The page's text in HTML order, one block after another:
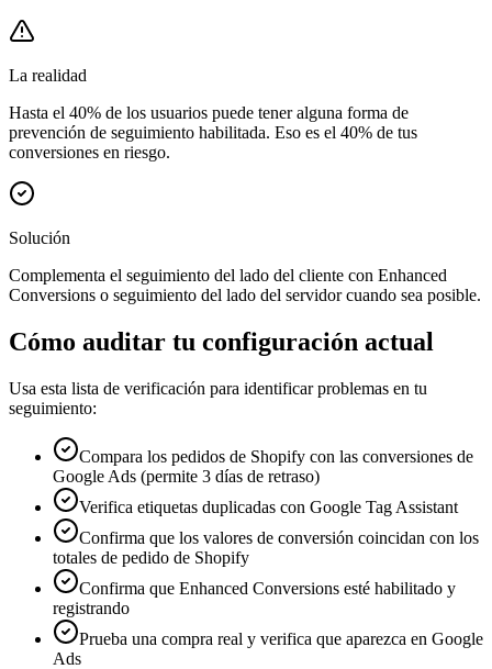
La realidad
Hasta el 40% de los usuarios puede tener alguna forma de
prevención de seguimiento habilitada. Eso es el 40% de tus
conversiones en riesgo.
Solución
Complementa el seguimiento del lado del cliente con Enhanced
Conversions o seguimiento del lado del servidor cuando sea posible.
Cómo auditar tu configuración actual
Usa esta lista de verificación para identificar problemas en tu
seguimiento:
Compara los pedidos de Shopify con las conversiones de
Google Ads (permite 3 días de retraso)
Verifica etiquetas duplicadas con Google Tag Assistant
Confirma que los valores de conversión coincidan con los
totales de pedido de Shopify
Confirma que Enhanced Conversions esté habilitado y
registrando
Prueba una compra real y verifica que aparezca en Google
Ads